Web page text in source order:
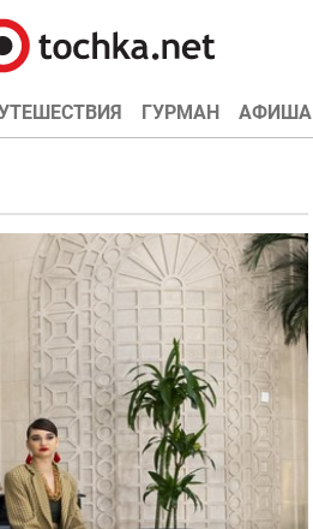
ГУРМАН АФИША